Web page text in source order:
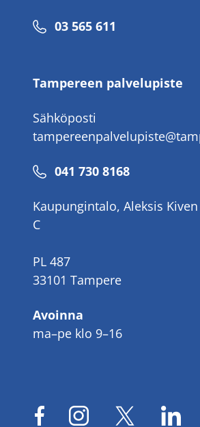
Puhelinnumero
03 565 611
Tampereen palvelupiste
Sähköposti
Puhelinnumero
041 730 8168
Kaupungintalo, Aleksis
C
PL 487
33101 Tampere
Avoinna
ma–pe klo 9–16